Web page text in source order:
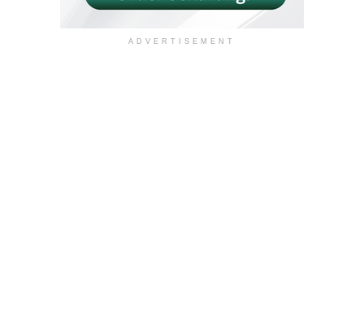
ADVERTISEMENT